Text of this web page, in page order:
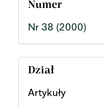
Numer
Nr 38 (2000)
Dział
Artykuły